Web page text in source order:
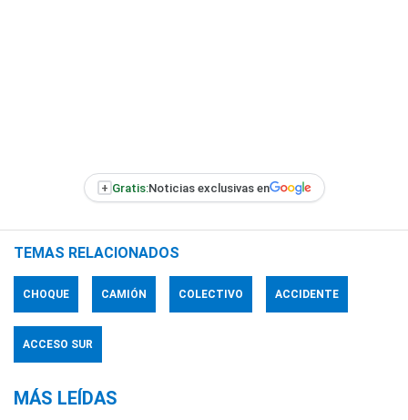
+ Gratis:Noticias exclusivas en
TEMAS RELACIONADOS
CHOQUE CAMIÓN COLECTIVO ACCIDENTE
ACCESO SUR
MÁS LEÍDAS